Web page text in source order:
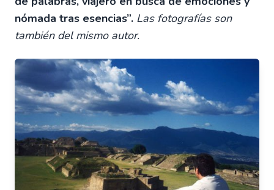
nómada tras esencias”. Las fotografías son
también del mismo autor.